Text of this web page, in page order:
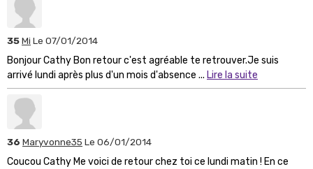
35Mi Le 07/01/2014
Bonjour Cathy Bon retour c'est agréable te retrouver.Je suis
arrivé lundi après plus d'un mois d'absence ... Lire la suite
36 Maryvonne35 Le 06/01/2014
Coucou Cathy Me voici de retour chez toi ce lundi matin ! En ce